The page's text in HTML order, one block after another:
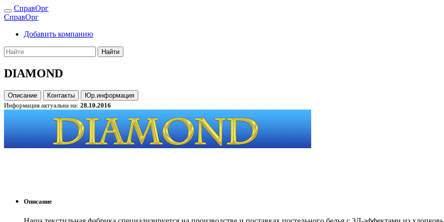
СправОрг
СправОрг
Добавить компанию
Найти
DIAMOND
Описание Контакты
Юр.информация
Информация актуальна на: 28.10.2016
Описание